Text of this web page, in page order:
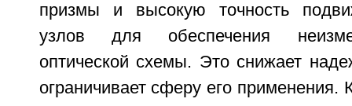
призмы и высокую точность
узлов для обеспечения
оптической схемы. Это снижает
ограничивает сферу его применения.